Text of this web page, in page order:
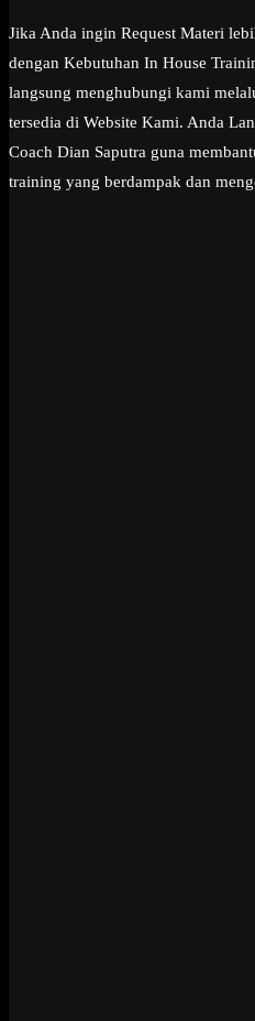
Jika Anda ingin Request Materi
dengan Kebutuhan In House
langsung menghubungi kami
tersedia di Website Kami. Anda
Coach Dian Saputra guna
training yang berdampak dan